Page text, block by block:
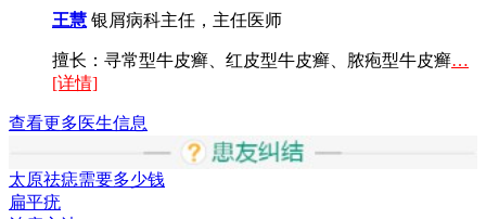
王慧 银屑病科主任，主任医师
擅长：寻常型牛皮癣、红皮型牛皮癣、脓疱型牛皮癣…
[详情]
查看更多医生信息
太原祛痣需要多少钱
扁平疣